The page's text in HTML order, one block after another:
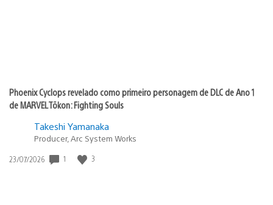
Phoenix Cyclops revelado como primeiro personagem de DLC de Ano 1
de MARVEL Tōkon: Fighting Souls
Takeshi Yamanaka
Producer, Arc System Works
Data
23/07/2026 1 3